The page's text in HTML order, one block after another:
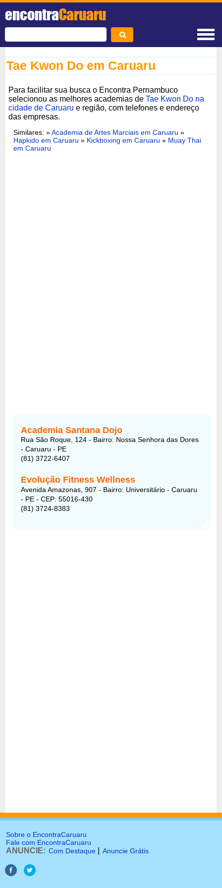
encontraCaruaru
Tae Kwon Do em Caruaru
Para facilitar sua busca o Encontra Pernambuco
selecionou as melhores academias deTae Kwon Do na
cidade de Caruaru e região, com telefones e endereço
das empresas.
Similares: »Academia de Artes Marciais em Caruaru »
Hapkido em Caruaru » Kickboxing em Caruaru » Muay Thai
em Caruaru
Academia Santana Dojo
Rua São Roque, 124 - Bairro: Nossa Senhora das Dores
- Caruaru - PE
(81) 3722-6407
Evolução Fitness Wellness
Avenida Amazonas, 907 - Bairro: Universitário - Caruaru
- PE - CEP: 55016-430
(81) 3724-8383
Sobre o EncontraCaruaru
Fale com EncontraCaruaru
ANUNCIE: Com Destaque Anuncie Grátis